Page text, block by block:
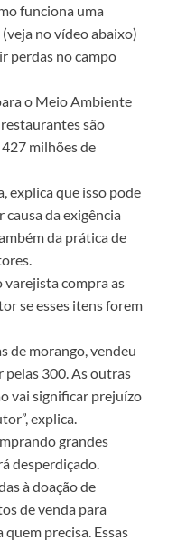
funciona uma
no vídeo abaixo)
perdas no campo
o Meio Ambiente
são
milhões de
explica que isso pode
da exigência
da prática de
varejista compra as
se esses itens forem
de morango, vendeu
300. As outras
vai significar prejuízo
explica.
grandes
desperdiçado.
à doação de
de venda para
precisa. Essas